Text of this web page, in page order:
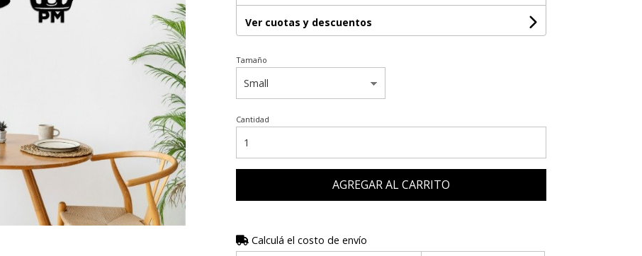
Ver cuotas y descuentos
Tamaño
Cantidad
AGREGAR AL CARRITO
Calculá el costo de envío